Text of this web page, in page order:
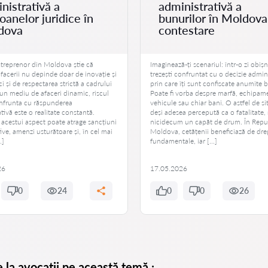
a
juridice în
din Moldova știe că
nu depinde doar de inovație și
și de respectarea strictă a cadrului
mediu de afaceri dinamic, riscul
cu răspunderea
este o realitate constantă.
aspect poate atrage sancțiuni
amenzi usturătoare și, în cel mai
0 24
administrativă a
bunurilor în
contestare
Imaginează-ți scenariul: într-o zi
trezești confruntat cu o decizie
prin care îți sunt confiscate anumite
Poate fi vorba despre marfă,
vehicule sau chiar bani. O astfel de
deși adesea percepută ca o fatalitate,
nicidecum un capăt de drum. În
Moldova, cetățenii beneficiază de
fundamentale, iar […]
17.05.2026
0 0 26